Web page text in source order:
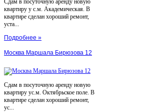
Сдам в посуточную аренду новую
квартиру у с.м. Академическая. В
квартире сделан хороший ремонт,
уста...
Подробнее »
Москва Маршала Бирюзова 12
Сдам в посуточную аренду новую
квартиру ус.м. Октябрьское поле. В
квартире сделан хороший ремонт,
ус...